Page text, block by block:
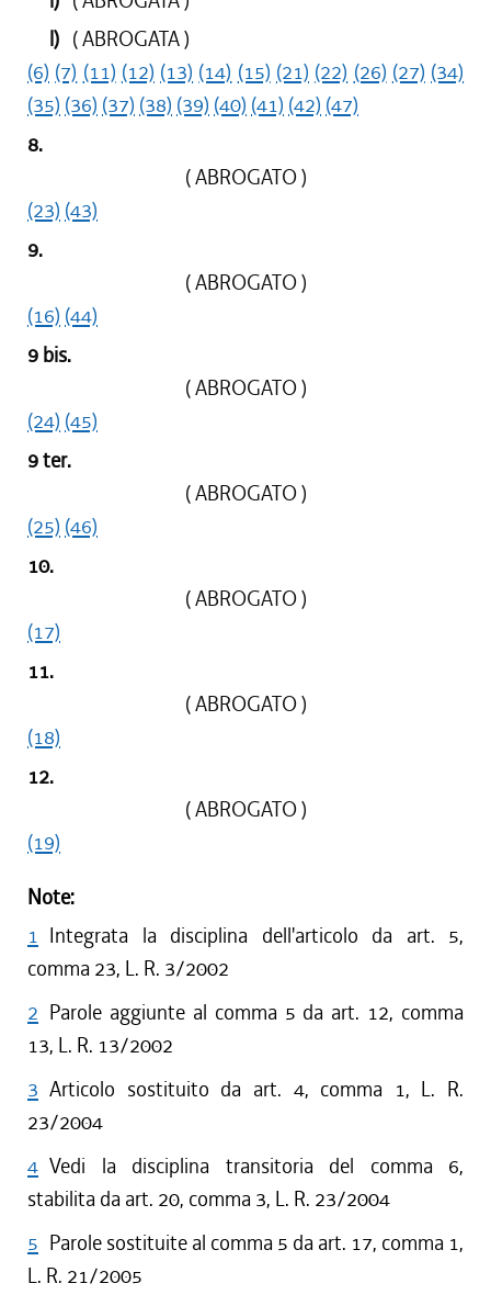
l) ( ABROGATA )
(6) (7) (11) (12) (13) (14) (15) (21) (22) (26) (27) (34)
(35) (36) (37) (38) (39) (40) (41) (42) (47)
8.
( ABROGATO )
(23) (43)
9.
( ABROGATO )
(16) (44)
9 bis.
( ABROGATO )
(24) (45)
9 ter.
( ABROGATO )
(25) (46)
10.
( ABROGATO )
(17)
11.
( ABROGATO )
(18)
12.
( ABROGATO )
(19)
Note:
1 Integrata la disciplina dell'articolo da art. 5,
comma 23, L. R. 3/2002
2 Parole aggiunte al comma 5 da art. 12, comma
13, L. R. 13/2002
3 Articolo sostituito da art. 4, comma 1, L. R.
23/2004
4 Vedi la disciplina transitoria del comma 6,
stabilita da art. 20, comma 3, L. R. 23/2004
5 Parole sostituite al comma 5 da art. 17, comma 1,
L. R. 21/2005